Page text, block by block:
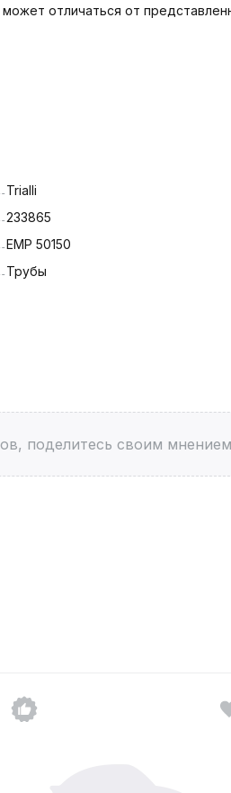
отличаться от
Trialli
233865
EMP 50150
Трубы
поделитесь своим